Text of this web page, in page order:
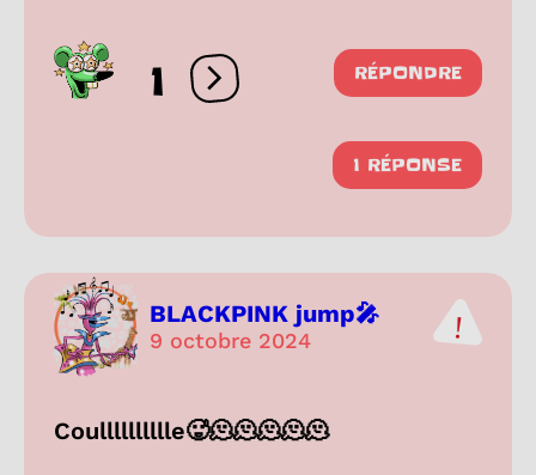
1 Ouvrir les réactions
RÉPONDRE
1 RÉPONSE
BLACKPINK jump🎤
9 octobre 2024
Coulllllllllle🥵🫠🫠🫠🫠🫠